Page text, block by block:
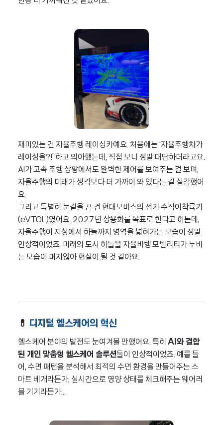
재미있는 건 자율주행 레이싱카예요. 처음에는 '자율주행차가
레이싱을?!' 하고 의아했는데, 직접 보니 정말 대단하더라고요.
AI가 고속 주행 상황에서도 완벽한 제어를 보여주는 걸 보며,
자율주행의 미래가 생각보다 더 가까이 와 있다는 걸 실감했어
요.
그리고 특별히 눈길을 끈 건 현대모비스의 전기 수직이착륙기
(eVTOL)였어요. 2027년 상용화를 목표로 한다고 하는데,
자율주행이 지상에서 하늘까지 영역을 넓혀가는 모습이 정말
인상적이었죠. 미래의 도시 하늘을 자율비행 모빌리티가 누비
는 모습이 머지않아 현실이 될 것 같아요.
💊 디지털 헬스케어의 혁신
헬스케어 분야의 발전도 눈여겨볼 만했어요. 특히 AI와 결합
된 개인 맞춤형 헬스케어 솔루션들이 인상적이었죠. 예를 들
어, 수면 패턴을 분석해서 최적의 수면 환경을 만들어주는 스
마트 베개라든가, 실시간으로 영양 상태를 체크해주는 웨어러
블 기기라든가...